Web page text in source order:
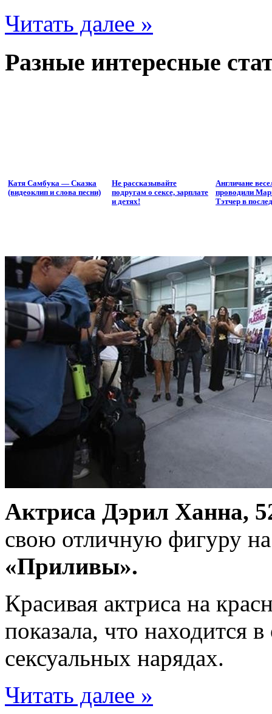
Читать далее »
Разные интересные
Катя Самбука — Сказка
(видеоклип и слова песни)
Не рассказывайте
подругам о сексе, зарплате
и детях!
Англичане
проводили
Тэтчер в
Актриса Дэрил Ханна,
свою отличную фигуру
«Приливы».
Красивая актриса на
показала, что
сексуальных нарядах.
Читать далее »